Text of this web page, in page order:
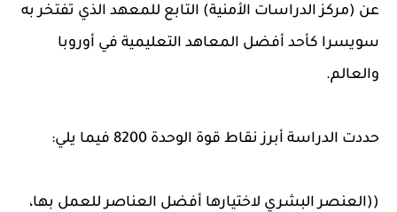
عن (مركز الدراسات الأمنية) التابع للمعهد الذي تفتخر به
سويسرا كأحد أفضل المعاهد التعليمية في أوروبا
والعالم.
حددت الدراسة أبرز نقاط قوة الوحدة 8200 فيما يلي:
((العنصر البشري لاختيارها أفضل العناصر للعمل بها،